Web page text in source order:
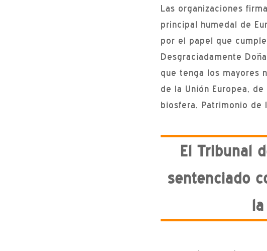
Las organizaciones
principal humedal de
por el papel que
Desgraciadamente
que tenga los mayores
de la Unión Europea, de
biosfera, Patrimonio de
El Tribunal
sentenciado